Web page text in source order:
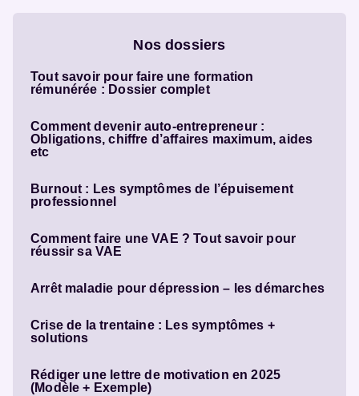
Nos dossiers
Tout savoir pour faire une formation
rémunérée : Dossier complet
Comment devenir auto-entrepreneur :
Obligations, chiffre d’affaires maximum, aides
etc
Burnout : Les symptômes de l’épuisement
professionnel
Comment faire une VAE ? Tout savoir pour
réussir sa VAE
Arrêt maladie pour dépression – les démarches
Crise de la trentaine : Les symptômes +
solutions
Rédiger une lettre de motivation en 2025
(Modèle + Exemple)